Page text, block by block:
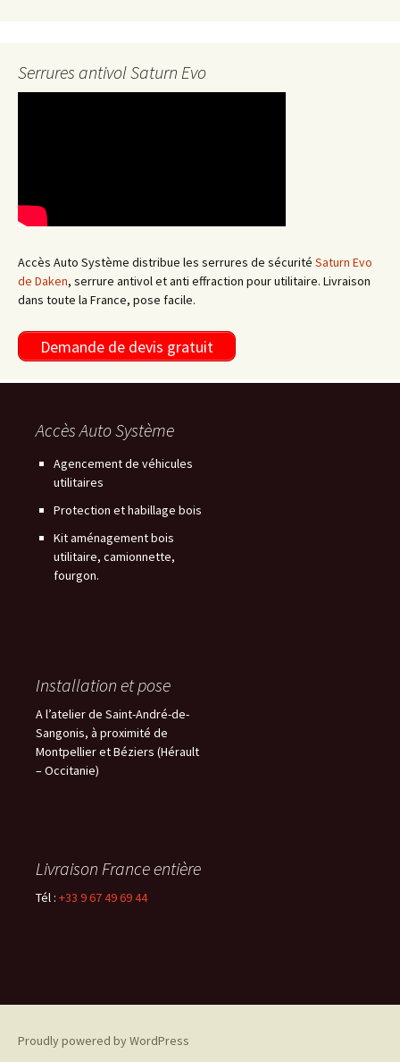
Serrures antivol Saturn Evo
Accès Auto Système distribue les serrures de sécurité Saturn Evo
de Daken, serrure antivol et anti effraction pour utilitaire. Livraison
dans toute la France, pose facile.
Demande de devis gratuit
Accès Auto Système
Agencement de véhicules
utilitaires
Protection et habillage bois
Kit aménagement bois
utilitaire, camionnette,
fourgon.
Installation et pose
A l’atelier de Saint-André-de-
Sangonis, à proximité de
Montpellier et Béziers (Hérault
– Occitanie)
Livraison France entière
Tél : +33 9 67 49 69 44
Proudly powered by WordPress